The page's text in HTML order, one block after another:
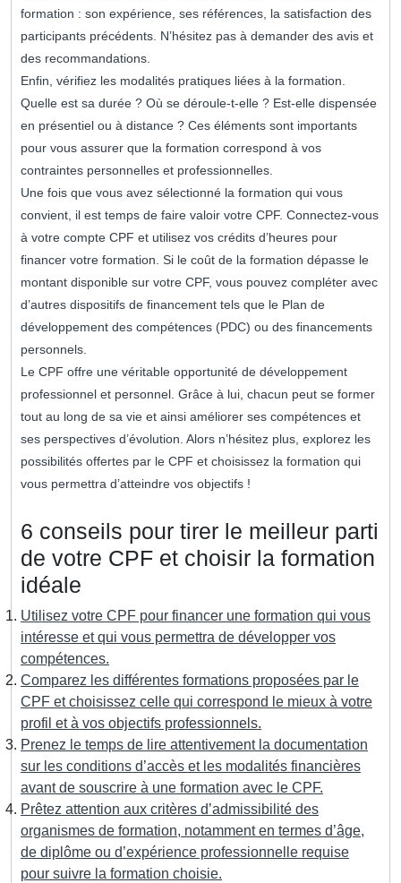
formation : son expérience, ses références, la satisfaction des
participants précédents. N’hésitez pas à demander des avis et
des recommandations.
Enfin, vérifiez les modalités pratiques liées à la formation.
Quelle est sa durée ? Où se déroule-t-elle ? Est-elle dispensée
en présentiel ou à distance ? Ces éléments sont importants
pour vous assurer que la formation correspond à vos
contraintes personnelles et professionnelles.
Une fois que vous avez sélectionné la formation qui vous
convient, il est temps de faire valoir votre CPF. Connectez-vous
à votre compte CPF et utilisez vos crédits d’heures pour
financer votre formation. Si le coût de la formation dépasse le
montant disponible sur votre CPF, vous pouvez compléter avec
d’autres dispositifs de financement tels que le Plan de
développement des compétences (PDC) ou des financements
personnels.
Le CPF offre une véritable opportunité de développement
professionnel et personnel. Grâce à lui, chacun peut se former
tout au long de sa vie et ainsi améliorer ses compétences et
ses perspectives d’évolution. Alors n’hésitez plus, explorez les
possibilités offertes par le CPF et choisissez la formation qui
vous permettra d’atteindre vos objectifs !
6 conseils pour tirer le meilleur parti
de votre CPF et choisir la formation
idéale
Utilisez votre CPF pour financer une formation qui vous
intéresse et qui vous permettra de développer vos
compétences.
Comparez les différentes formations proposées par le
CPF et choisissez celle qui correspond le mieux à votre
profil et à vos objectifs professionnels.
Prenez le temps de lire attentivement la documentation
sur les conditions d’accès et les modalités financières
avant de souscrire à une formation avec le CPF.
Prêtez attention aux critères d’admissibilité des
organismes de formation, notamment en termes d’âge,
de diplôme ou d’expérience professionnelle requise
pour suivre la formation choisie.